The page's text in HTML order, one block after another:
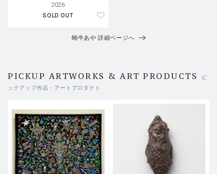
2026
SOLD OUT
蝸牛あや 詳細ページへ
PICKUP ARTWORKS & ART PRODUCTS
ピ
ックアップ作品・アートプロダクト